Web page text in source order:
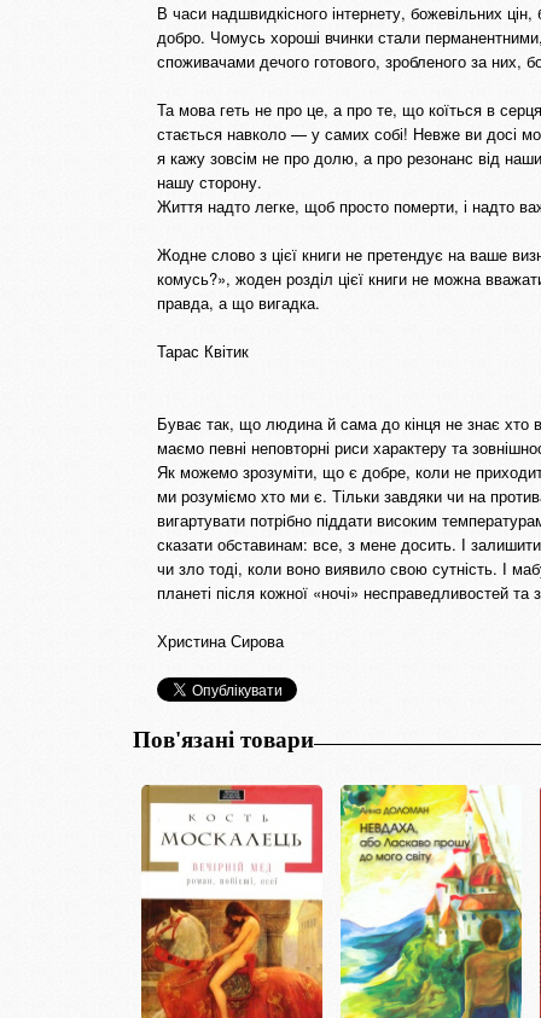
В часи надшвидкісного інтернету, божевільних
добро. Чомусь хороші вчинки стали
споживачами дечого готового, зробленого за них,
Та мова геть не про це, а про те, що коїться в
стається навколо — у самих собі! Невже ви досі
я кажу зовсім не про долю, а про резонанс від
нашу сторону.
Життя надто легке, щоб просто померти, і надто
Жодне слово з цієї книги не претендує на ваше
комусь?», жоден розділ цієї книги не можна
правда, а що вигадка.
Тарас Квітик
Буває так, що людина й сама до кінця не знає хто
маємо певні неповторні риси характеру та
Як можемо зрозуміти, що є добре, коли не
ми розуміємо хто ми є. Тільки завдяки чи на
вигартувати потрібно піддати високим
сказати обставинам: все, з мене досить. І
чи зло тоді, коли воно виявило свою сутність. І
планеті після кожної «ночі» несправедливостей та
Христина Сирова
Пов'язані товари